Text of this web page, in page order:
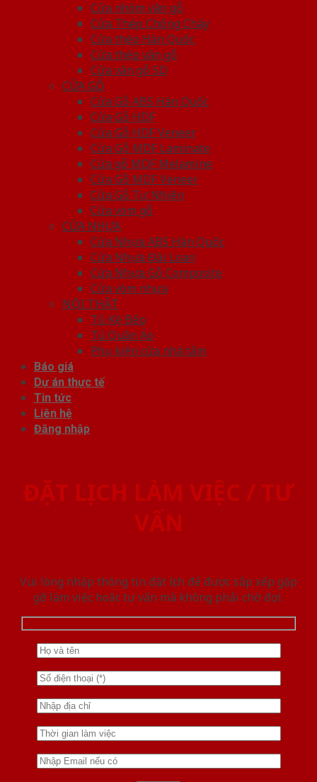
Cửa nhôm vân gỗ
Cửa Thép Chống Cháy
Cửa thép Hàn Quốc
Cửa thép vân gỗ
Cửa vân gỗ 5D
CỬA GỖ
Cửa Gỗ ABS Hàn Quốc
Cửa Gỗ HDF
Cửa Gỗ HDF Veneer
Cửa Gỗ MDF Laminate
Cửa gỗ MDF Melamine
Cửa Gỗ MDF Veneer
Cửa Gỗ Tự Nhiên
Cửa vòm gỗ
CỬA NHỰA
Cửa Nhựa ABS Hàn Quốc
Cửa Nhựa Đài Loan
Cửa Nhựa Gỗ Composite
Cửa vòm nhựa
NỘI THẤT
Tủ Kệ Bếp
Tủ Quần Áo
Phụ kiện cửa nhà tắm
Báo giá
Dự án thực tế
Tin tức
Liên hệ
Đăng nhập
ĐẶT LỊCH LÀM VIỆC / TƯ
VẤN
Vui lòng nhập thông tin đặt lịch để được sắp xếp gặp
gỡ làm việc hoăc tư vấn mà không phải chờ đợi.